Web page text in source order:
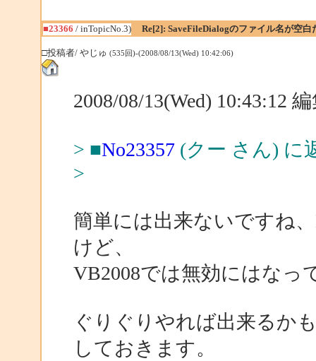
■23366 / inTopicNo.3) Re[2]: SaveFileDialogのファイル名が空白
□投稿者/ やじゅ (535回)-(2008/08/13(Wed) 10:42:06)
2008/08/13(Wed) 10:43:12
> ■No23357(クー さん) に
>
簡単には出来ないですね
けど、
VB2008では無効にはなっ
ぐりぐりやれば出来るか
しておきます。